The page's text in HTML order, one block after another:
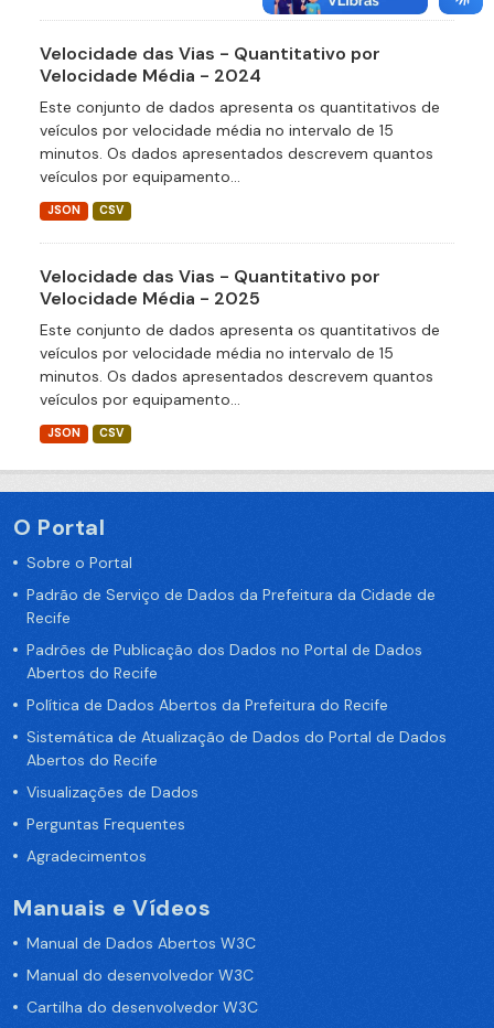
Velocidade das Vias - Quantitativo por
Velocidade Média - 2024
Este conjunto de dados apresenta os quantitativos de
veículos por velocidade média no intervalo de 15
minutos. Os dados apresentados descrevem quantos
veículos por equipamento...
JSON CSV
Velocidade das Vias - Quantitativo por
Velocidade Média - 2025
Este conjunto de dados apresenta os quantitativos de
veículos por velocidade média no intervalo de 15
minutos. Os dados apresentados descrevem quantos
veículos por equipamento...
JSON CSV
O Portal
Sobre o Portal
Padrão de Serviço de Dados da Prefeitura da Cidade de
Recife
Padrões de Publicação dos Dados no Portal de Dados
Abertos do Recife
Política de Dados Abertos da Prefeitura do Recife
Sistemática de Atualização de Dados do Portal de Dados
Abertos do Recife
Visualizações de Dados
Perguntas Frequentes
Agradecimentos
Manuais e Vídeos
Manual de Dados Abertos W3C
Manual do desenvolvedor W3C
Cartilha do desenvolvedor W3C